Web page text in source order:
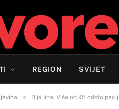
REGION SVIJET
» Bijeljina: Više od 95 odsto